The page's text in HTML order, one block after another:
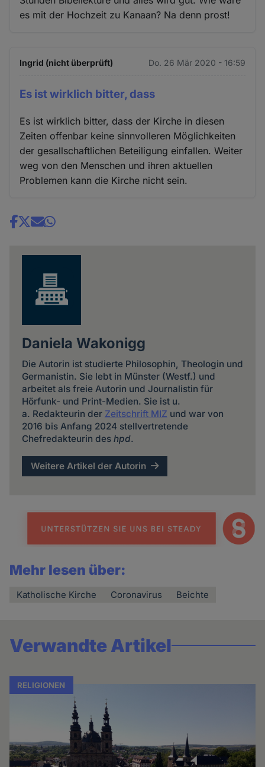
es mit der Hochzeit zu Kanaan? Na denn prost!
Ingrid (nicht überprüft) Do. 26 Mär 2020 - 16:59
Es ist wirklich bitter, dass
Es ist wirklich bitter, dass der Kirche in diesen
Zeiten offenbar keine sinnvolleren Möglichkeiten
der gesallschaftlichen Beteiligung einfallen. Weiter
weg von den Menschen und ihren aktuellen
Problemen kann die Kirche nicht sein.
Share
Daniela Wakonigg
Die Autorin ist studierte Philosophin, Theologin und
Germanistin. Sie lebt in Münster (Westf.) und
arbeitet als freie Autorin und Journalistin für
Hörfunk- und Print-Medien. Sie ist u.
a. Redakteurin der Zeitschrift MIZ und war von
2016 bis Anfang 2024 stellvertretende
Chefredakteurin des hpd.
Weitere Artikel der Autorin
Mehr lesen über:
Katholische Kirche Coronavirus Beichte
Verwandte Artikel
RELIGIONEN